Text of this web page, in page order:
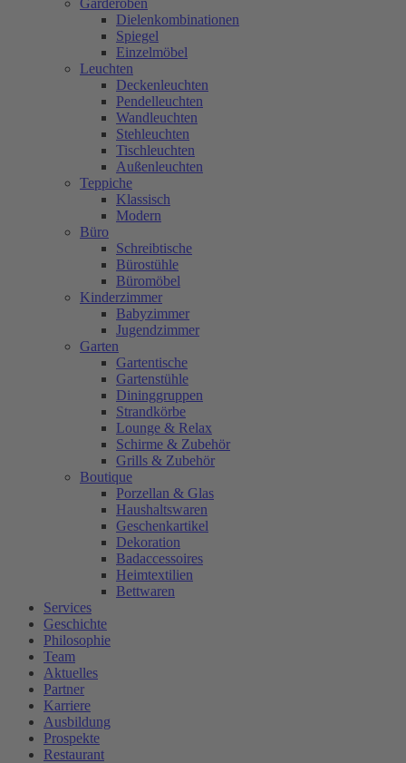
Dielenkombinationen
Spiegel
Einzelmöbel
Leuchten
Deckenleuchten
Pendelleuchten
Wandleuchten
Stehleuchten
Tischleuchten
Außenleuchten
Teppiche
Klassisch
Modern
Büro
Schreibtische
Bürostühle
Büromöbel
Kinderzimmer
Babyzimmer
Jugendzimmer
Garten
Gartentische
Gartenstühle
Dininggruppen
Strandkörbe
Lounge & Relax
Schirme & Zubehör
Grills & Zubehör
Boutique
Porzellan & Glas
Haushaltswaren
Geschenkartikel
Dekoration
Badaccessoires
Heimtextilien
Bettwaren
Services
Geschichte
Philosophie
Team
Aktuelles
Partner
Karriere
Ausbildung
Prospekte
Restaurant